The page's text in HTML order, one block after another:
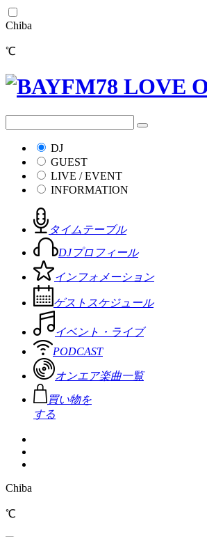
Chiba
℃
DJ
GUEST
LIVE / EVENT
INFORMATION
タイムテーブル
DJプロフィール
インフォメーション
ゲストスケジュール
イベント・ライブ
PODCAST
オンエア楽曲一覧
買い物を
する
Chiba
℃